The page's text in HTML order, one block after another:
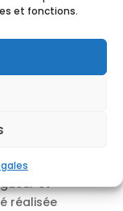
et fonctions.
et
réalisée